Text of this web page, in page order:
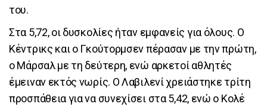
του.
Στα 5,72, οι δυσκολίες ήταν εμφανείς για όλους. Ο
Κέντρικς και ο Γκούτορμσεν πέρασαν με την πρώτη,
ο Μάρσαλ με τη δεύτερη, ενώ αρκετοί αθλητές
έμειναν εκτός νωρίς. Ο Λαβιλενί χρειάστηκε τρίτη
προσπάθεια για να συνεχίσει στα 5,42, ενώ ο Κολέ